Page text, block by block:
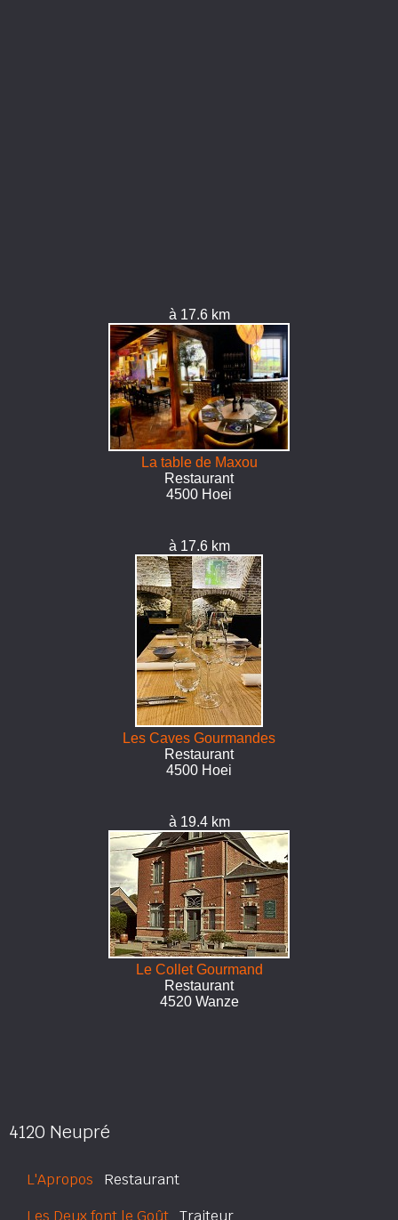
à 17.6 km
La table de Maxou
Restaurant
4500 Hoei
à 17.6 km
Les Caves Gourmandes
Restaurant
4500 Hoei
à 19.4 km
Le Collet Gourmand
Restaurant
4520 Wanze
4120 Neupré
L'Apropos Restaurant
Les Deux font le Goût Traiteur